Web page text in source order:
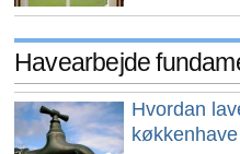
Havearbejde
Hvordan
køkkenhave